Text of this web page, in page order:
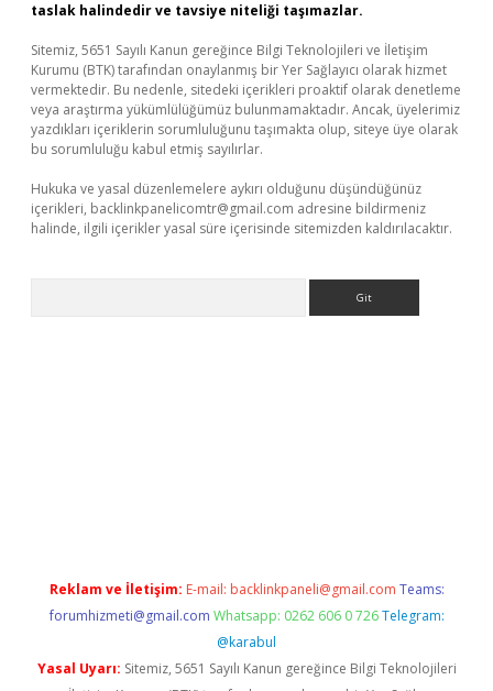
taslak halindedir ve tavsiye niteliği taşımazlar.
Sitemiz, 5651 Sayılı Kanun gereğince Bilgi Teknolojileri ve İletişim
Kurumu (BTK) tarafından onaylanmış bir Yer Sağlayıcı olarak hizmet
vermektedir. Bu nedenle, sitedeki içerikleri proaktif olarak denetleme
veya araştırma yükümlülüğümüz bulunmamaktadır. Ancak, üyelerimiz
yazdıkları içeriklerin sorumluluğunu taşımakta olup, siteye üye olarak
bu sorumluluğu kabul etmiş sayılırlar.
Hukuka ve yasal düzenlemelere aykırı olduğunu düşündüğünüz
içerikleri, backlinkpanelicomtr@gmail.com adresine bildirmeniz
halinde, ilgili içerikler yasal süre içerisinde sitemizden kaldırılacaktır.
Reklam ve İletişim: E-mail: backlinkpaneli@gmail.com Teams:
forumhizmeti@gmail.com Whatsapp: 0262 606 0 726 Telegram:
@karabul
Yasal Uyarı: Sitemiz, 5651 Sayılı Kanun gereğince Bilgi Teknolojileri